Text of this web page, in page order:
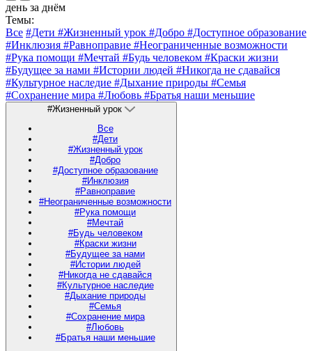
день за днём
Темы:
Все #Дети #Жизненный урок #Добро #Доступное образование
#Инклюзия #Равноправие #Неограниченные возможности
#Рука помощи #Мечтай #Будь человеком #Краски жизни
#Будущее за нами #Истории людей #Никогда не сдавайся
#Культурное наследие #Дыхание природы #Семья
#Сохранение мира #Любовь #Братья наши меньшие
#Жизненный урок
Все
#Дети
#Жизненный урок
#Добро
#Доступное образование
#Инклюзия
#Равноправие
#Неограниченные возможности
#Рука помощи
#Мечтай
#Будь человеком
#Краски жизни
#Будущее за нами
#Истории людей
#Никогда не сдавайся
#Культурное наследие
#Дыхание природы
#Семья
#Сохранение мира
#Любовь
#Братья наши меньшие